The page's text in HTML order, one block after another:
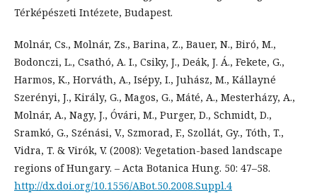
Térképészeti Intézete, Budapest.
Molnár, Cs., Molnár, Zs., Barina, Z., Bauer, N., Biró, M.,
Bodonczi, L., Csathó, A. I., Csiky, J., Deák, J. Á., Fekete, G.,
Harmos, K., Horváth, A., Isépy, I., Juhász, M., Kállayné
Szerényi, J., Király, G., Magos, G., Máté, A., Mesterházy, A.,
Molnár, A., Nagy, J., Óvári, M., Purger, D., Schmidt, D.,
Sramkó, G., Szénási, V., Szmorad, F., Szollát, Gy., Tóth, T.,
Vidra, T. & Virók, V. (2008): Vegetation-based landscape
regions of Hungary. – Acta Botanica Hung. 50: 47–58.
http://dx.doi.org/10.1556/ABot.50.2008.Suppl.4